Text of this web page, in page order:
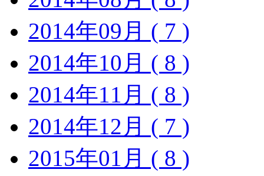
2014年09月 ( 7 )
2014年10月 ( 8 )
2014年11月 ( 8 )
2014年12月 ( 7 )
2015年01月 ( 8 )